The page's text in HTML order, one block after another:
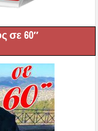
σε 60″